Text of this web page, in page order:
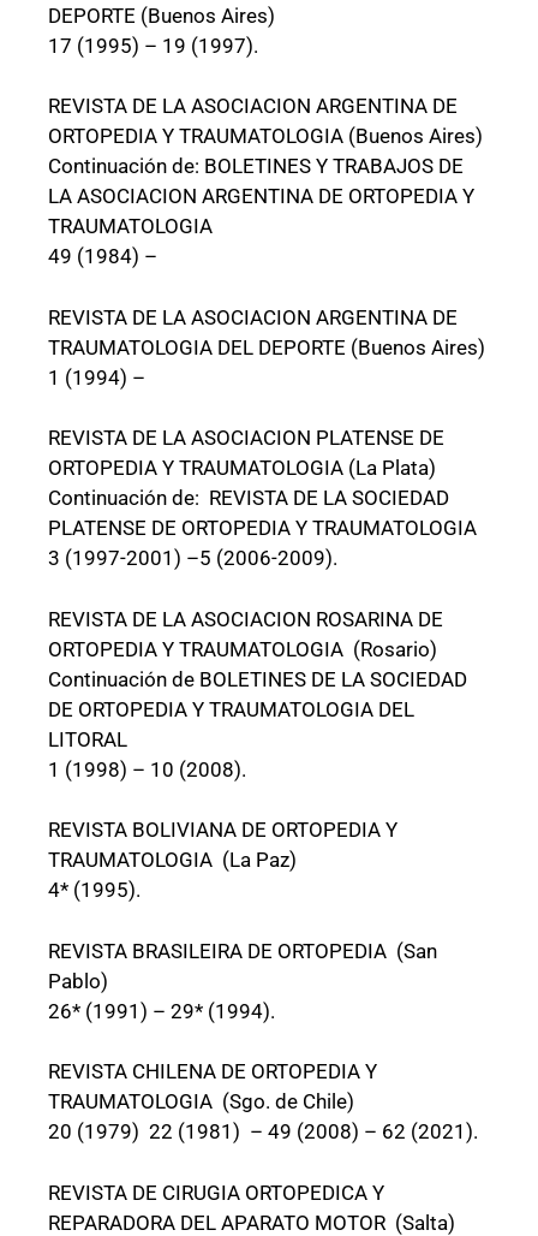
DEPORTE (Buenos Aires)
17 (1995) – 19 (1997).
REVISTA DE LA ASOCIACION ARGENTINA DE
ORTOPEDIA Y TRAUMATOLOGIA (Buenos Aires)
Continuación de: BOLETINES Y TRABAJOS DE
LA ASOCIACION ARGENTINA DE ORTOPEDIA Y
TRAUMATOLOGIA
49 (1984) –
REVISTA DE LA ASOCIACION ARGENTINA DE
TRAUMATOLOGIA DEL DEPORTE (Buenos Aires)
1 (1994) –
REVISTA DE LA ASOCIACION PLATENSE DE
ORTOPEDIA Y TRAUMATOLOGIA (La Plata)
Continuación de: REVISTA DE LA SOCIEDAD
PLATENSE DE ORTOPEDIA Y TRAUMATOLOGIA
3 (1997-2001) –5 (2006-2009).
REVISTA DE LA ASOCIACION ROSARINA DE
ORTOPEDIA Y TRAUMATOLOGIA (Rosario)
Continuación de BOLETINES DE LA SOCIEDAD
DE ORTOPEDIA Y TRAUMATOLOGIA DEL
LITORAL
1 (1998) – 10 (2008).
REVISTA BOLIVIANA DE ORTOPEDIA Y
TRAUMATOLOGIA (La Paz)
4* (1995).
REVISTA BRASILEIRA DE ORTOPEDIA (San
Pablo)
26* (1991) – 29* (1994).
REVISTA CHILENA DE ORTOPEDIA Y
TRAUMATOLOGIA (Sgo. de Chile)
20 (1979) 22 (1981) – 49 (2008) – 62 (2021).
REVISTA DE CIRUGIA ORTOPEDICA Y
REPARADORA DEL APARATO MOTOR (Salta)